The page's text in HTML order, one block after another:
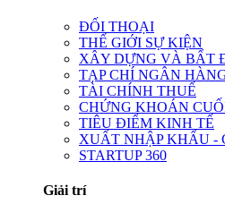
ĐỐI THOẠI
THẾ GIỚI SỰ KIỆN
XÂY DỰNG VÀ BẤT
TẠP CHÍ NGÂN
TÀI CHÍNH THUẾ
CHỨNG KHOÁN
TIÊU ĐIỂM KINH TẾ
XUẤT NHẬP KHẨU -
STARTUP 360
Giải trí